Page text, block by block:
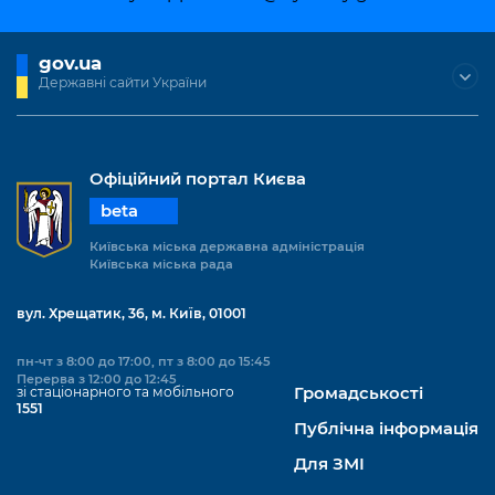
Підприємства, установи, організації
Безбар'єрність
Київська міська військова адміністрація
Портал Захисників та Захисниць
Безбар'єрність
Міський застосунок Київ Цифровий
Важливе під час воєнного стану
Важливе під час воєнного стану
Портал даних Києва
Публічні дашборди
gov.ua
Державні сайти України
Офіційний портал Києва
beta
Київська міська державна адміністрація
Київська міська рада
вул. Хрещатик, 36, м. Київ, 01001
пн-чт з 8:00 до 17:00, пт з 8:00 до 15:45
Перерва з 12:00 до 12:45
зі стаціонарного та мобільного
1551
Громадськості
Публічна інформація
Для ЗМІ